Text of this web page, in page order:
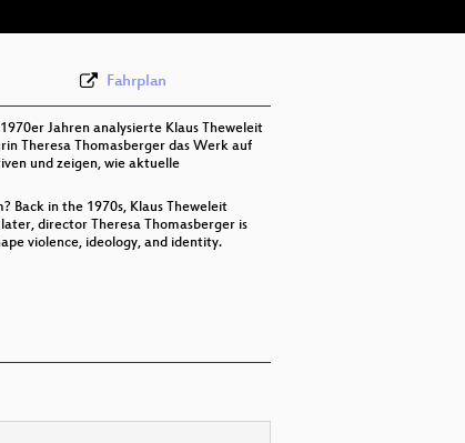
Fahrplan
Jahren analysierte Klaus Theweleit
Theresa Thomasberger das Werk auf
und zeigen, wie aktuelle
Back in the 1970s, Klaus Theweleit
director Theresa Thomasberger is
violence, ideology, and identity.